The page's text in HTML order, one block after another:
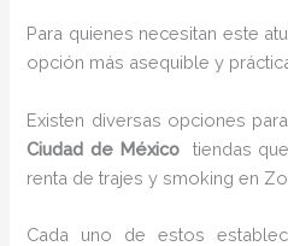
Para quienes necesitan este
opción más asequible y
Existen diversas opciones
Ciudad de México
tiendas
renta de trajes y smoking en
Cada uno de estos